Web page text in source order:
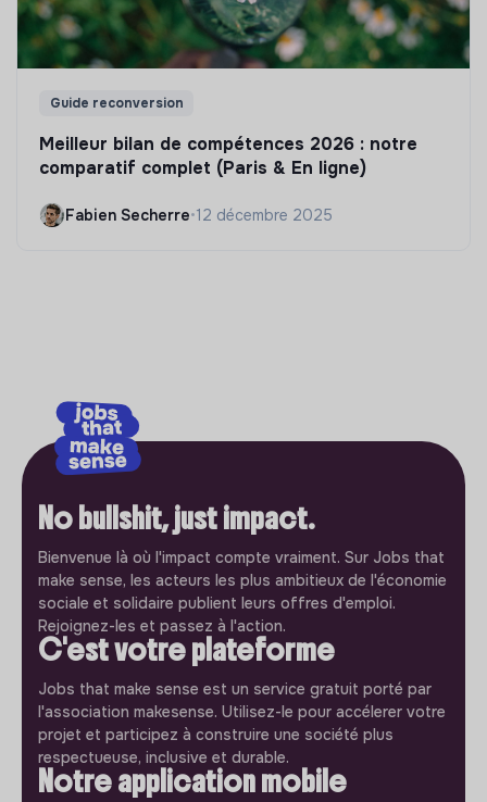
Guide reconversion
Meilleur bilan de compétences 2026 : notre
comparatif complet (Paris & En ligne)
Fabien Secherre•12 décembre 2025
No bullshit, just impact.
Bienvenue là où l'impact compte vraiment. Sur Jobs that
make sense, les acteurs les plus ambitieux de l'économie
sociale et solidaire publient leurs offres d'emploi.
Rejoignez-les et passez à l'action.
C'est votre plateforme
Jobs that make sense est un service gratuit porté par
l'association makesense. Utilisez-le pour accélerer votre
projet et participez à construire une société plus
respectueuse, inclusive et durable.
Notre application mobile